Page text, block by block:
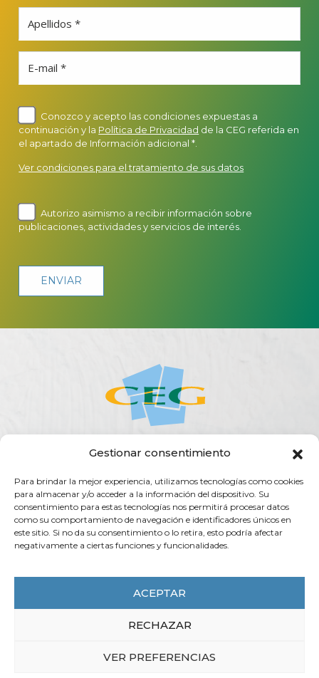
Gestionar consentimiento
Para brindar la mejor experiencia, utilizamos tecnologías como cookies
para almacenar y/o acceder a la información del dispositivo. Su
consentimiento para estas tecnologías nos permitirá procesar datos
como su comportamiento de navegación e identificadores únicos en
este sitio. Si no da su consentimiento o lo retira, esto podría afectar
negativamente a ciertas funciones y funcionalidades.
ACEPTAR
RECHAZAR
VER PREFERENCIAS
Apellidos *
E-mail *
Conozco y acepto las condiciones expuestas a
continuación y la Política de Privacidad de la CEG referida en
el apartado de Información adicional *.
Ver condiciones para el tratamiento de sus datos
Autorizo asimismo a recibir información sobre
publicaciones, actividades y servicios de interés.
SERVICIOS
TRANSPARENCIA CONTACTO
Rúa do Vilar, 54 - 15705
Santiago de Compostela (España)
info@ceg.es
T. (+34) 981 555 888 F. (+34) 981 555 882